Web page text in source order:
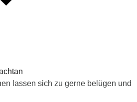
lassen sich zu gerne belügen und